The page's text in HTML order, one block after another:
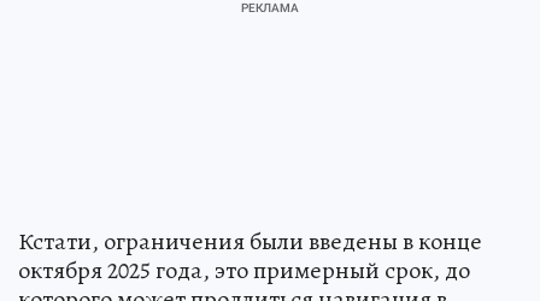
Кстати, ограничения были введены в конце
октября 2025 года, это примерный срок, до